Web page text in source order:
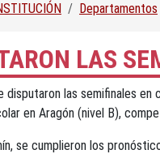
Departamentos
LAS
disputaron las semifinales
en Aragón (nivel B),
se cumplieron los